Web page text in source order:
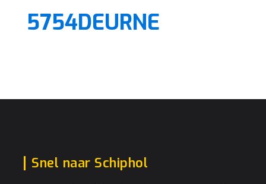
5754DEURNE
Snel naar Schiphol